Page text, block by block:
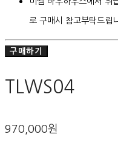
로 구매시 참고부탁드립
구매하기
TLWS04
970,000원